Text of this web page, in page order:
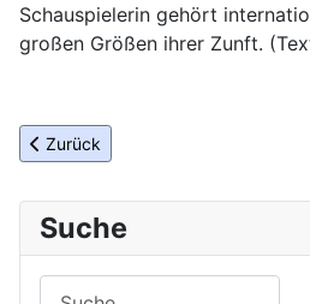
Schauspielerin gehört
großen Größen ihrer Zunft.
Vorheriger Beitrag: C. Bechstein
Zurück
Suche